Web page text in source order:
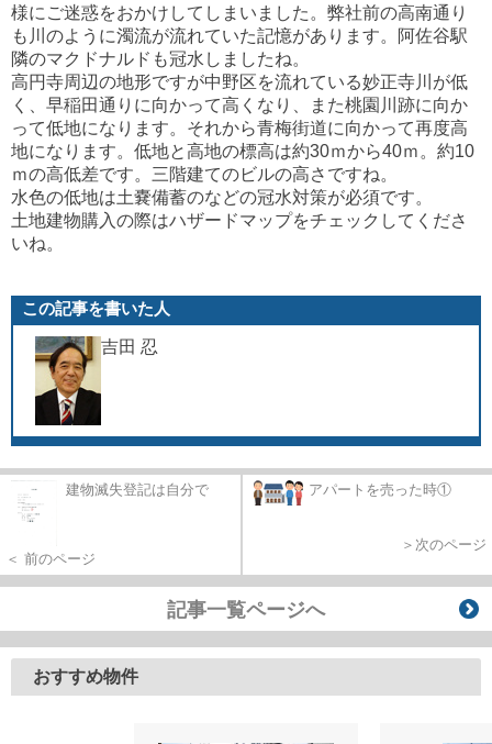
様にご迷惑をおかけしてしまいました。弊社前の高南通り
も川のように濁流が流れていた記憶があります。阿佐谷駅
隣のマクドナルドも冠水しましたね。
高円寺周辺の地形ですが中野区を流れている妙正寺川が低
く、早稲田通りに向かって高くなり、また桃園川跡に向か
って低地になります。それから青梅街道に向かって再度高
地になります。低地と高地の標高は約30ｍから40ｍ。約10
ｍの高低差です。三階建てのビルの高さですね。
水色の低地は土嚢備蓄のなどの冠水対策が必須です。
土地建物購入の際はハザードマップをチェックしてくださ
いね。
この記事を書いた人
吉田 忍
建物滅失登記は自分で
＜ 前のページ
アパートを売った時①
＞次のページ
記事一覧ページへ
おすすめ物件